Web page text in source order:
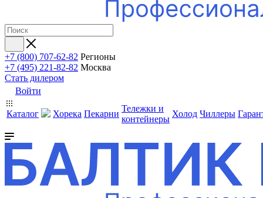
+7 (800) 707-62-82 Регионы
+7 (495) 221-82-82 Москва
Стать дилером
Войти
Каталог Хорека Пекарни
Тележки и
контейнеры
Холод Чиллеры